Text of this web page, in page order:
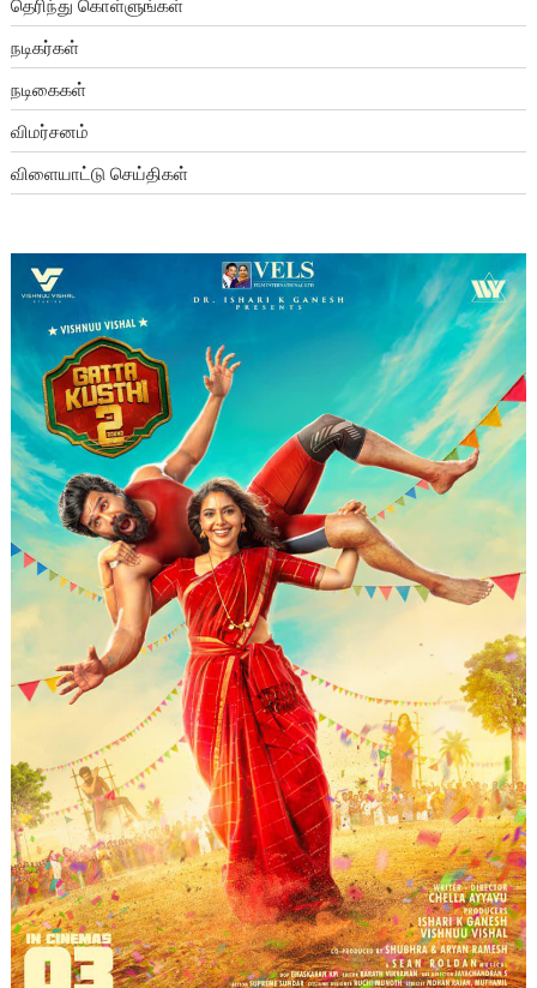
தெரிந்து கொள்ளுங்கள்
நடிகர்கள்
நடிகைகள்
விமர்சனம்
விளையாட்டு செய்திகள்